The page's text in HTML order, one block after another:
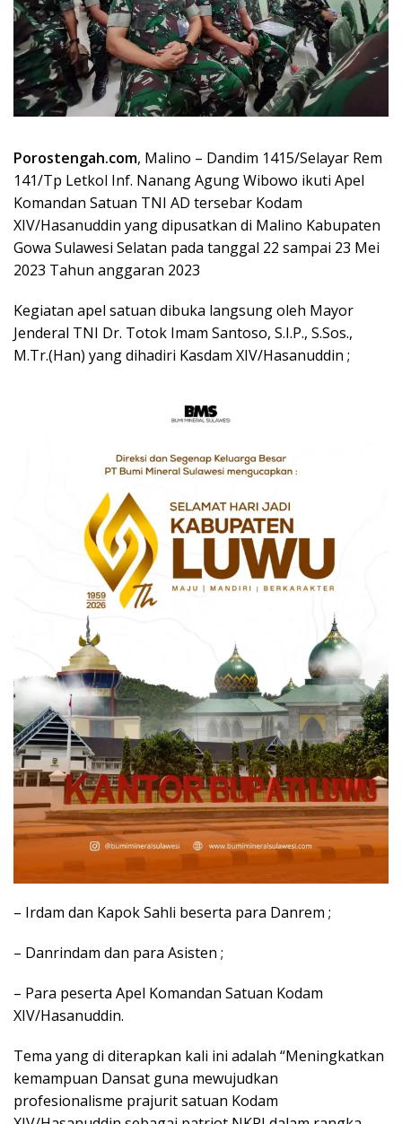
Porostengah.com, Malino – Dandim 1415/Selayar Rem
141/Tp Letkol Inf. Nanang Agung Wibowo ikuti Apel
Komandan Satuan TNI AD tersebar Kodam
XIV/Hasanuddin yang dipusatkan di Malino Kabupaten
Gowa Sulawesi Selatan pada tanggal 22 sampai 23 Mei
2023 Tahun anggaran 2023
Kegiatan apel satuan dibuka langsung oleh Mayor
Jenderal TNI Dr. Totok Imam Santoso, S.I.P., S.Sos.,
M.Tr.(Han) yang dihadiri Kasdam XIV/Hasanuddin ;
– Irdam dan Kapok Sahli beserta para Danrem ;
– Danrindam dan para Asisten ;
– Para peserta Apel Komandan Satuan Kodam
XIV/Hasanuddin.
Tema yang di diterapkan kali ini adalah “Meningkatkan
kemampuan Dansat guna mewujudkan
profesionalisme prajurit satuan Kodam